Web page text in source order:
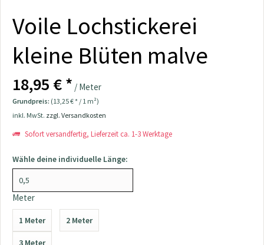
Voile Lochstickerei
kleine Blüten malve
18,95 € * / Meter
Grundpreis: (13,25 € * / 1 m²)
inkl. MwSt. zzgl. Versandkosten
Sofort versandfertig, Lieferzeit ca. 1-3 Werktage
Wähle deine individuelle Länge:
Meter
1 Meter 2 Meter
3 Meter